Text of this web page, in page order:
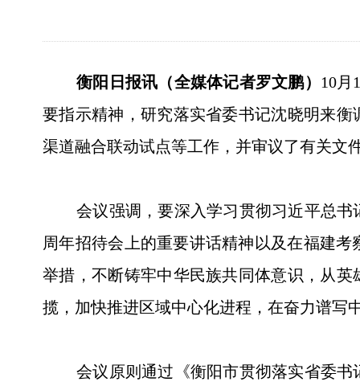
衡阳日报讯（全媒体记者罗文鹏） 10月
要指示精神，研究落实省委书记沈晓明来
渠道融合联动试点等工作，并审议了有关文
会议强调，要深入学习贯彻习近平总书
周年招待会上的重要讲话精神以及在福建
举措，不断铸牢中华民族共同体意识，从
揽，加快推进区域中心化进程，在奋力谱写
会议原则通过《衡阳市贯彻落实省委书